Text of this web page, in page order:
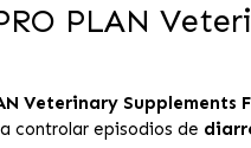
PLAN
Veterinary Supplements
controlar episodios de